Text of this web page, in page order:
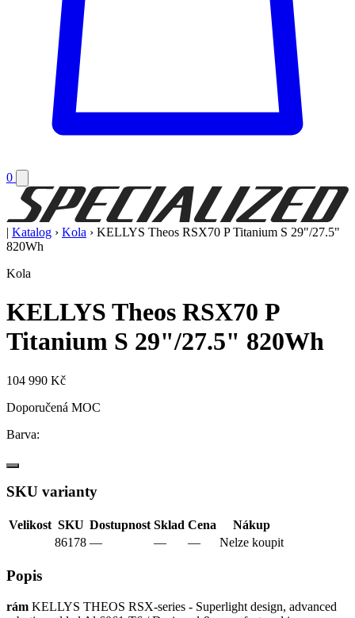
0
| Katalog › Kola › KELLYS Theos RSX70 P Titanium S 29"/27.5"
820Wh
Kola
KELLYS Theos RSX70 P
Titanium S 29"/27.5" 820Wh
104 990 Kč
Doporučená MOC
Barva:
SKU varianty
Velikost SKU Dostupnost Sklad Cena
Nákup
86178 — — — Nelze koupit
Popis
rám KELLYS THEOS RSX-series - Superlight design, advanced